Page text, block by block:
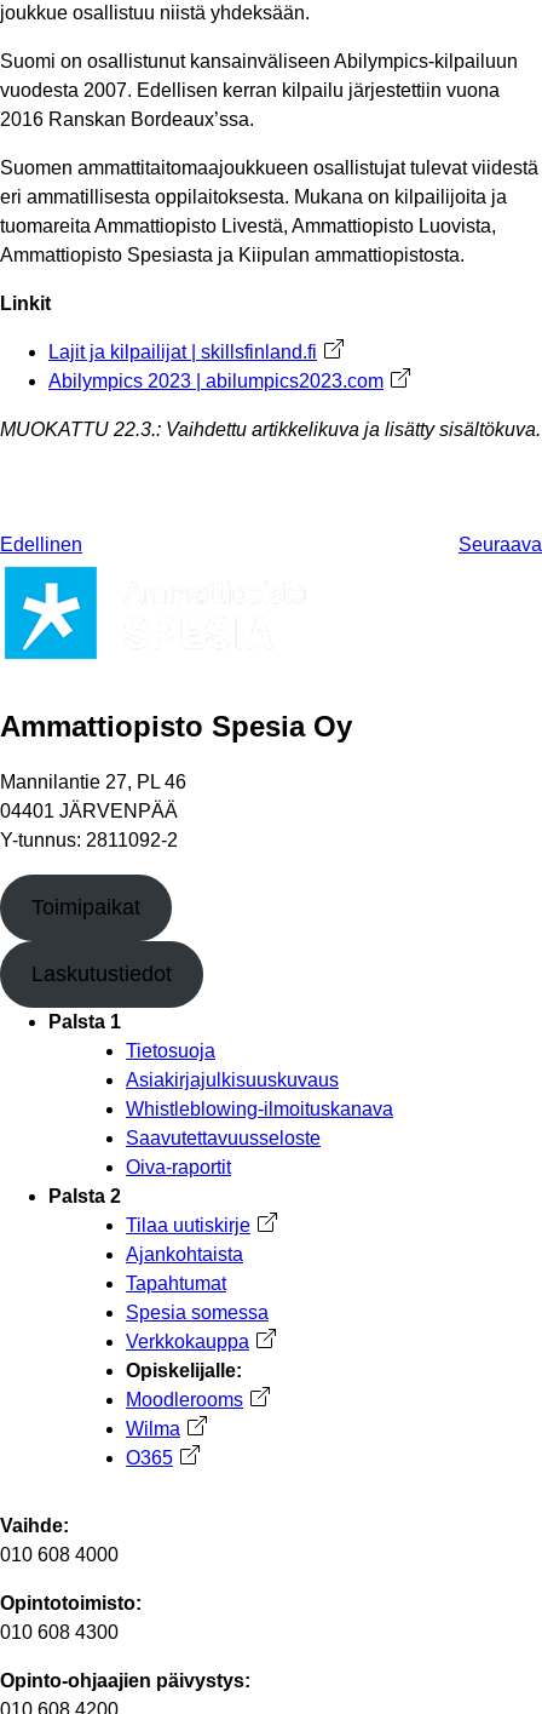
joukkue osallistuu niistä yhdeksään.
Suomi on osallistunut kansainväliseen Abilympics-kilpailuun
vuodesta 2007. Edellisen kerran kilpailu järjestettiin vuona
2016 Ranskan Bordeaux’ssa.
Suomen ammattitaitomaajoukkueen osallistujat tulevat viidestä
eri ammatillisesta oppilaitoksesta. Mukana on kilpailijoita ja
tuomareita Ammattiopisto Livestä, Ammattiopisto Luovista,
Ammattiopisto Spesiasta ja Kiipulan ammattiopistosta.
Linkit
Lajit ja kilpailijat | skillsfinland.fi Avautuu uuteen
Abilympics 2023 | abilumpics2023.com Avautuu uuteen
MUOKATTU 22.3.: Vaihdettu artikkelikuva ja lisätty sisältökuva.
Edellinen Seuraava
Ammattiopisto Spesia Oy
Mannilantie 27, PL 46
04401 JÄRVENPÄÄ
Y-tunnus: 2811092-2
Toimipaikat
Laskutustiedot
Palsta 1
Tietosuoja
Asiakirjajulkisuuskuvaus
Whistleblowing-ilmoituskanava
Saavutettavuusseloste
Oiva-raportit
Palsta 2
Tilaa uutiskirje Avautuu uuteen välilehteen
Ajankohtaista
Tapahtumat
Spesia somessa
Verkkokauppa Avautuu uuteen välilehteen
Opiskelijalle:
Moodlerooms Avautuu uuteen välilehteen
Wilma Avautuu uuteen välilehteen
O365 Avautuu uuteen välilehteen
Vaihde:
010 608 4000
Opintotoimisto:
010 608 4300
Opinto-ohjaajien päivystys:
010 608 4200